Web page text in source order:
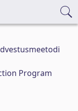
Program